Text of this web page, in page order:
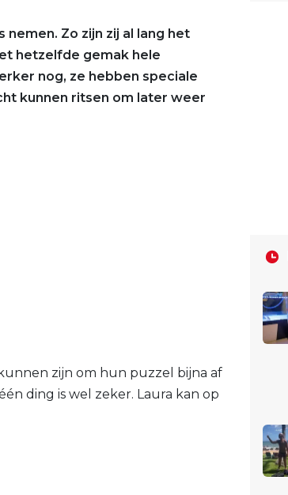
Zo zijn zij al lang het
hetzelfde gemak hele
nog, ze hebben speciale
kunnen ritsen om later weer
zijn om hun puzzel bijna af
ding is wel zeker. Laura kan op